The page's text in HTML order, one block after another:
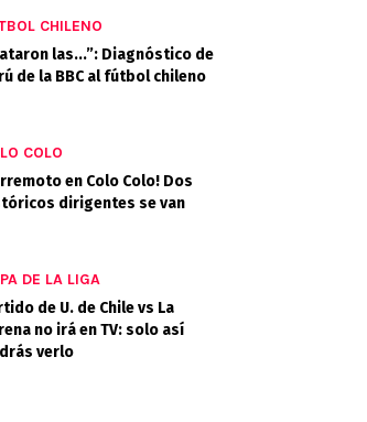
CHILENO
las...”: Diagnóstico de
de la BBC al fútbol chileno
COLO
en Colo Colo! Dos
dirigentes se van
DE LA LIGA
de U. de Chile vs La
no irá en TV: solo así
verlo